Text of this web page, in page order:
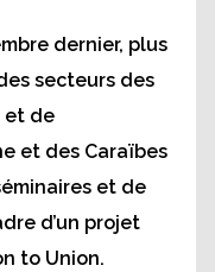
dernier, plus
secteurs des
et de
et des Caraïbes
et de
d’un projet
to Union.